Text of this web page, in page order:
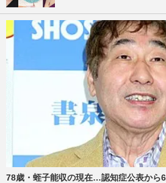
78歳・蛭子能収の現在…認知症公表から